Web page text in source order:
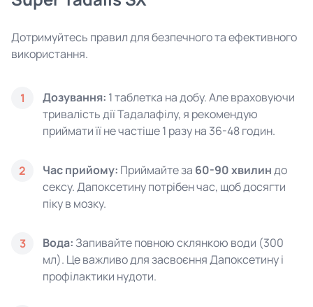
Дотримуйтесь правил для безпечного та ефективного
використання.
1 Дозування: 1 таблетка на добу. Але враховуючи
тривалість дії Тадалафілу, я рекомендую
приймати її не частіше 1 разу на 36-48 годин.
2 Час прийому: Приймайте за 60-90 хвилиндо
сексу. Дапоксетину потрібен час, щоб досягти
піку в мозку.
3 Вода: Запивайте повною склянкою води (300
мл). Це важливо для засвоєння Дапоксетину і
профілактики нудоти.